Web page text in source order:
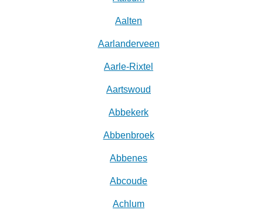
Aalten
Aarlanderveen
Aarle-Rixtel
Aartswoud
Abbekerk
Abbenbroek
Abbenes
Abcoude
Achlum